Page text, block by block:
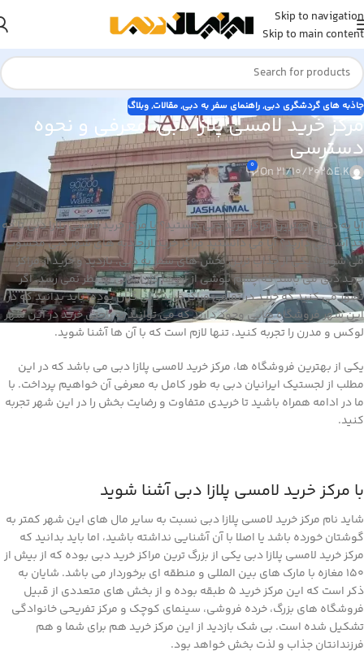
Skip to navigation
Skip to main content
جاذبه های گردشگری دبی,راهنمای سفر به دبی,مقالات,وبلاگ
مرکز خرید لامسی پلازا دبی، معرفی و نحوه
دسترسی
E.K
On 21/10/2025
0
آیا به دنبال بهترین مراکز خرید دبی هستید؟ با مرکز خرید لامسی پلازا دبی تا چه
حد آشنایی دارید؟ آیا می دانستید مراکز خرید از جاذبه های شهر دبی محسوب
می شوند؟ یکی از جذاب ترین بخش های سفر به دبی، بازدید و خرید از مراکز
خرید دبی می باشد که چشم پوشی از آن ها کار آسانی به نظر نمی رسد. اگر
تصور می کنید که خرید در تمامی مراکز خرید دبی گران بوده، باید بدانید که در
این شهر فروشگاه هایی وجود دارند که می توانید به راحتی خرید در این شهر
لوکس و مدرن را تجربه کنید، تنها لازم است که با آن ها آشنا شوید.
یکی از بهترین فروشگاه ها، مرکز خرید لامسی پلازا دبی می باشد که در این
مطلب از لجستیک ایرانیان دبی به طور کامل به معرفی آن خواهیم پرداخت. با
ما در ادامه همراه باشید تا خریدی متفاوت و رضایت بخش را در این شهر تجربه
کنید.
با مرکز خرید لامسی پلازا دبی آشنا شوید
شاید نام مرکز خرید لامسی پلازا دبی نسبت به سایر مال های این شهر کمتر به
گوشتان خورده باشد یا اصلا با آن آشنایی نداشته باشید، اما باید بدانید که
مرکز خرید لامسی پلازا دبی یکی از بزرگ ترین مراکز خرید دبی بوده که از بیش از
150 مغازه با مارک های بین المللی و منطقه ای برخوردار می باشد. شایان به
ذکر است که این مرکز خرید 5 طبقه بوده و از بخش های متعددی از قبیل
فروشگاه های بزرگ، خرده فروشی، سینمای کوچک و مرکز تفریحی خانوادگی
تشکیل شده است. بی شک بازدید از این مرکز خرید هم برای شما و هم
فرزندانتان جذاب و لذت بخش خواهد بود.